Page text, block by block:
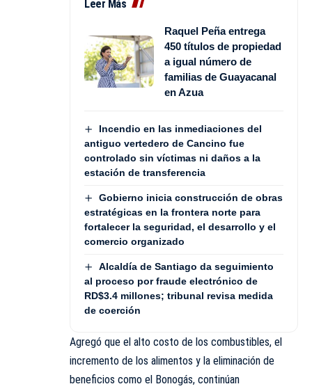
Leer Más
Raquel Peña entrega
450 títulos de propiedad
a igual número de
familias de Guayacanal
en Azua
Incendio en las inmediaciones del
antiguo vertedero de Cancino fue
controlado sin víctimas ni daños a la
estación de transferencia
Gobierno inicia construcción de obras
estratégicas en la frontera norte para
fortalecer la seguridad, el desarrollo y el
comercio organizado
Alcaldía de Santiago da seguimiento
al proceso por fraude electrónico de
RD$3.4 millones; tribunal revisa medida
de coerción
Agregó que el alto costo de los combustibles, el
incremento de los alimentos y la eliminación de
beneficios como el Bonogás, continúan